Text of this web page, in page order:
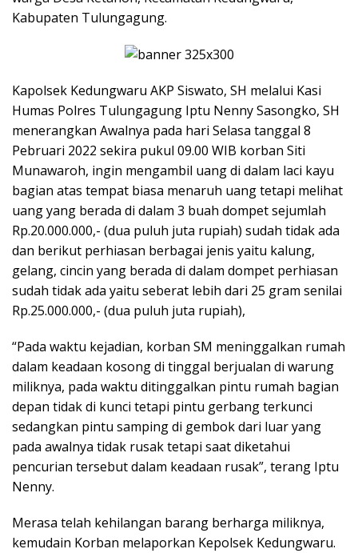
Kabupaten Tulungagung.
Kapolsek Kedungwaru AKP Siswato, SH melalui Kasi
Humas Polres Tulungagung Iptu Nenny Sasongko, SH
menerangkan Awalnya pada hari Selasa tanggal 8
Pebruari 2022 sekira pukul 09.00 WIB korban Siti
Munawaroh, ingin mengambil uang di dalam laci kayu
bagian atas tempat biasa menaruh uang tetapi melihat
uang yang berada di dalam 3 buah dompet sejumlah
Rp.20.000.000,- (dua puluh juta rupiah) sudah tidak ada
dan berikut perhiasan berbagai jenis yaitu kalung,
gelang, cincin yang berada di dalam dompet perhiasan
sudah tidak ada yaitu seberat lebih dari 25 gram senilai
Rp.25.000.000,- (dua puluh juta rupiah),
“Pada waktu kejadian, korban SM meninggalkan rumah
dalam keadaan kosong di tinggal berjualan di warung
miliknya, pada waktu ditinggalkan pintu rumah bagian
depan tidak di kunci tetapi pintu gerbang terkunci
sedangkan pintu samping di gembok dari luar yang
pada awalnya tidak rusak tetapi saat diketahui
pencurian tersebut dalam keadaan rusak”, terang Iptu
Nenny.
Merasa telah kehilangan barang berharga miliknya,
kemudain Korban melaporkan Kepolsek Kedungwaru.